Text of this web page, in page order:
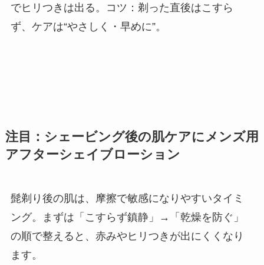
でヒリつきは出る。コツ：剃った直後はこすら
ず、ケアは“やさしく・早めに”。
注目：シェービング後の肌ケアにメンズ用
アフターシェイブローション
髭剃り後の肌は、摩擦で敏感になりやすいタイミ
ング。まずは「こすらず鎮静」→「乾燥を防ぐ」
の順で整えると、赤みやヒリつきが出にくくなり
ます。